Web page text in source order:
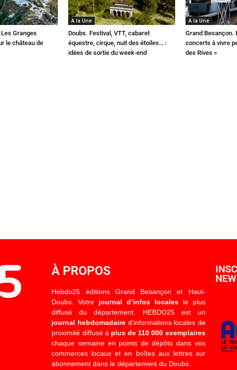
Granges
le château de
A la Une
Doubs. Festival, VTT, cabaret
équestre, cirque, nuit des étoiles… :
idées de sortie du week-end
A la Une
Grand Besançon.
concerts à vivre
des Rives »
À PROPOS
Hebdo25 éditions Grand Besançon et Haut-
Doubs. Votre journal d’infos localesle plus
diffusé du département. HEBDO25 est un
journal hebdomadaired’informations locales de
proximité diffusé à plus de 110 000 exemplaires
chaque semaine en points de dépôts dans vos
commerces locaux et en boîtes aux lettres sur
abonnement dans le département du Doubs.